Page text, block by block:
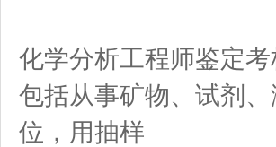
化学分析工程师鉴定考
包括从事矿物、试剂
位，用抽样